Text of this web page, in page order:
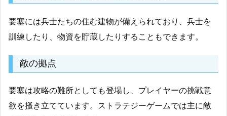
要塞には兵士たちの住む建物が備えられており、兵士を
訓練したり、物資を貯蔵したりすることもできます。
敵の拠点
要塞は攻略の難所としても登場し、プレイヤーの挑戦意
欲を掻き立てています。ストラテジーゲームでは主に敵